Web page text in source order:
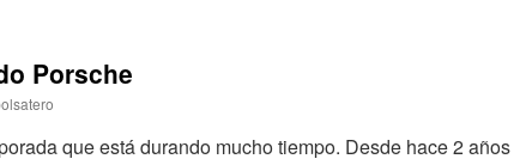
Porsche
que está durando mucho tiempo. Desde hace 2 años